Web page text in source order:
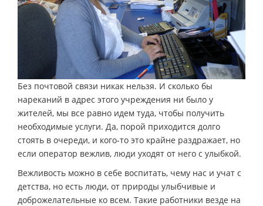
Без почтовой связи никак нельзя. И сколько бы
нареканий в адрес этого учреждения ни было у
жителей, мы все равно идем туда, чтобы получить
необходимые услуги. Да, порой приходится долго
стоять в очереди, и кого-то это крайне раздражает, но
если оператор вежлив, люди уходят от него с улыбкой.
Вежливость можно в себе воспитать, чему нас и учат с
детства, но есть люди, от природы улыбчивые и
доброжелательные ко всем. Такие работники везде на